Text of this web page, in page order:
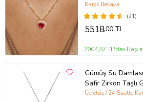
Rengi Kalp Kolye
(21)
Kargo Bedava
5518,00 TL
2004,87 TL'den
Gümüş Su
Safir Zirkon Taşlı
(Mavi)
Ücretsiz / 24 Saatte